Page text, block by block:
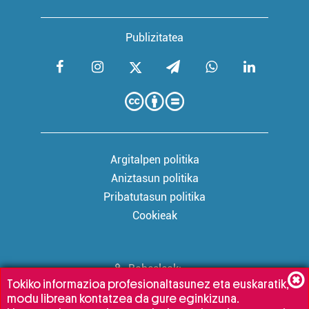
erabiltzeko baimen esplizitua ematen diguzu.Gehiago
Publizitatea
Argitalpen politika
Aniztasun politika
Pribatutasun politika
Cookieak
Babesleak:
Tokiko informazioa profesionaltasunez eta euskaratik,
modu librean kontatzea da gure eginkizuna.